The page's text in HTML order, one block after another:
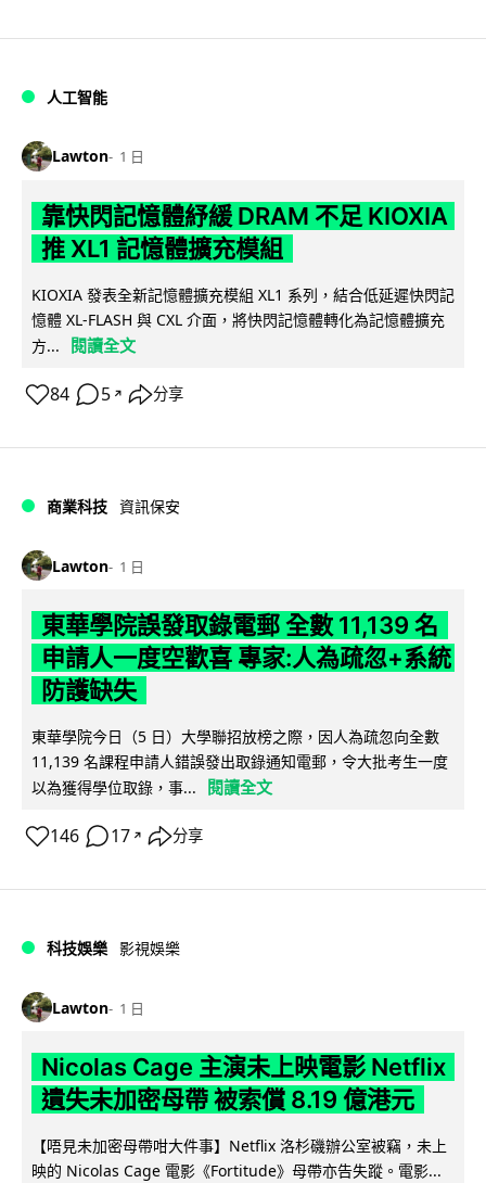
人工智能
Lawton 1 日
靠快閃記憶體紓緩 DRAM 不足 KIOXIA
推 XL1 記憶體擴充模組
KIOXIA 發表全新記憶體擴充模組 XL1 系列，結合低延遲快閃記
憶體 XL-FLASH 與 CXL 介面，將快閃記憶體轉化為記憶體擴充
方...
閱讀全文
84 5 ↗ 分享
商業科技 資訊保安
Lawton 1 日
東華學院誤發取錄電郵 全數 11,139 名
申請人一度空歡喜 專家:人為疏忽+系統
防護缺失
東華學院今日（5 日）大學聯招放榜之際，因人為疏忽向全數
11,139 名課程申請人錯誤發出取錄通知電郵，令大批考生一度
以為獲得學位取錄，事...
閱讀全文
146 17 ↗ 分享
科技娛樂 影視娛樂
Lawton 1 日
Nicolas Cage 主演未上映電影 Netflix
遺失未加密母帶 被索償 8.19 億港元
【唔見未加密母帶咁大件事】Netflix 洛杉磯辦公室被竊，未上
映的 Nicolas Cage 電影《Fortitude》母帶亦告失蹤。電影...